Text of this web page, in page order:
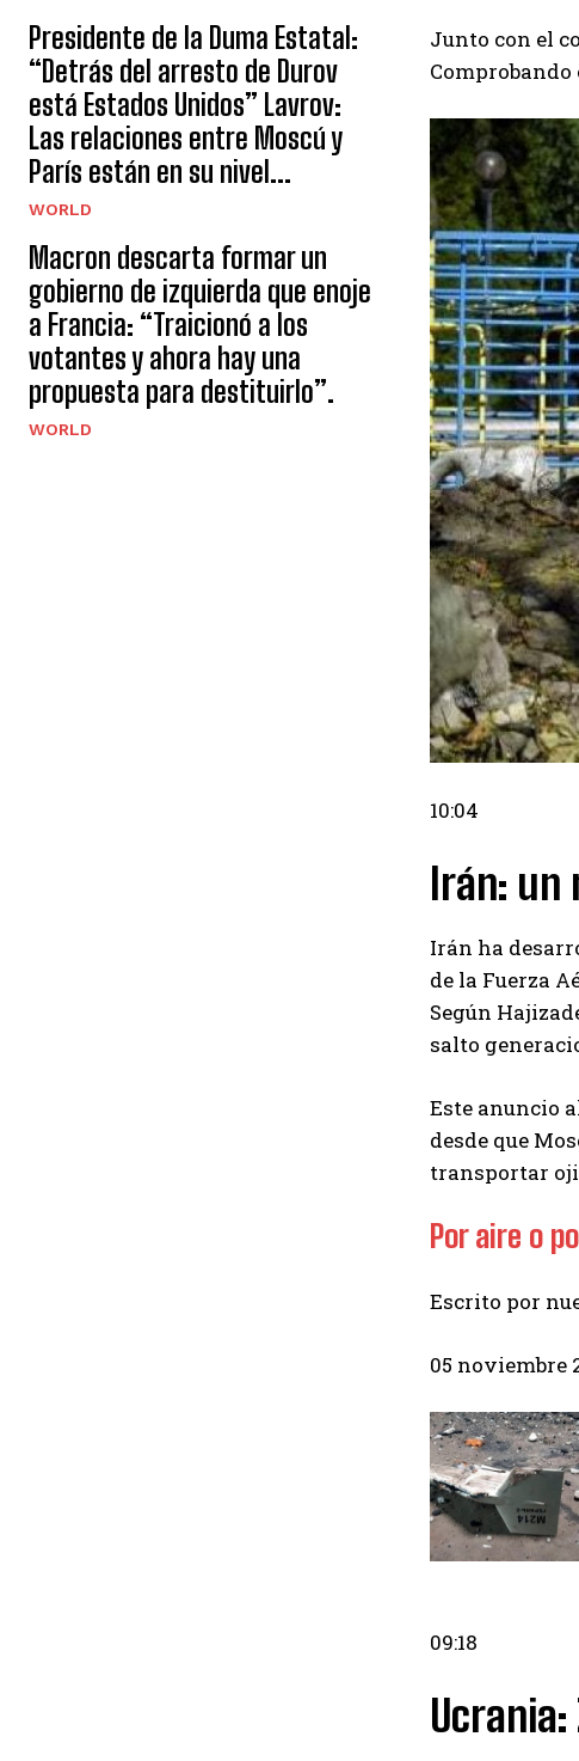
Presidente de la Duma Estatal:
“Detrás del arresto de Durov
está Estados Unidos” Lavrov:
Las relaciones entre Moscú y
París están en su nivel...
WORLD
Macron descarta formar un
gobierno de izquierda que enoje
a Francia: “Traicionó a los
votantes y ahora hay una
propuesta para destituirlo”.
WORLD
Junto con el
10:04
Irán:
Irán ha
de la Fuerza
Según
salto
Este anuncio
desde que
transportar
Por aire o
Escrito por
05 noviembre
09:18